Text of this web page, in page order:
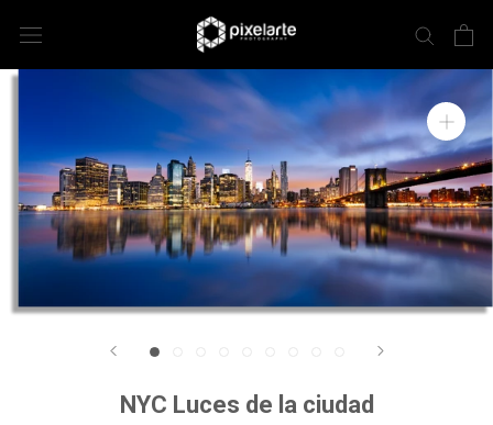
NYC Luces de la ciudad